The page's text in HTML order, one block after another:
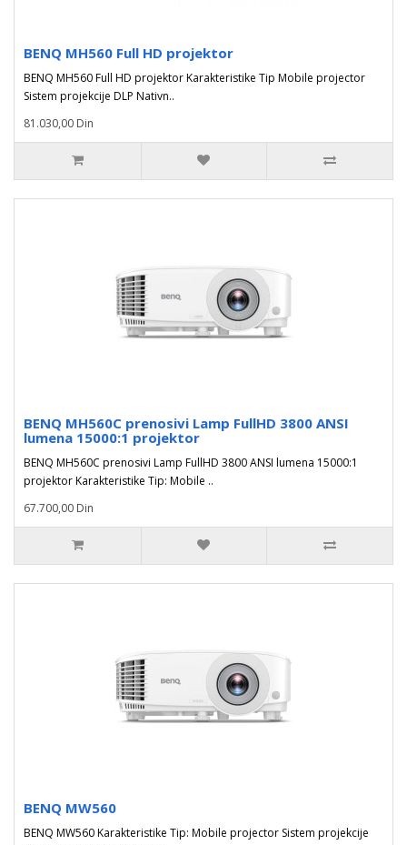
BENQ MH560 Full HD projektor
BENQ MH560 Full HD projektor Karakteristike Tip Mobile projector
Sistem projekcije DLP Nativn..
81.030,00 Din
BENQ MH560C prenosivi Lamp FullHD 3800 ANSI
lumena 15000:1 projektor
BENQ MH560C prenosivi Lamp FullHD 3800 ANSI lumena 15000:1
projektor Karakteristike Tip: Mobile ..
67.700,00 Din
BENQ MW560
BENQ MW560 Karakteristike Tip: Mobile projector Sistem projekcije